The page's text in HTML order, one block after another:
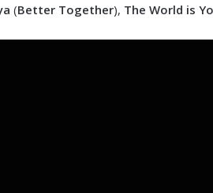
(Better Together), The World is